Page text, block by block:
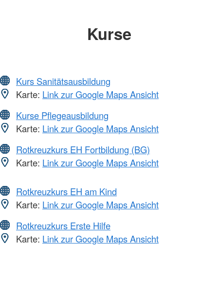
Kurse
Kurs Sanitätsausbildung
Karte: Link zur Google Maps Ansicht
Kurse Pflegeausbildung
Karte: Link zur Google Maps Ansicht
Rotkreuzkurs EH Fortbildung (BG)
Karte: Link zur Google Maps Ansicht
Rotkreuzkurs EH am Kind
Karte: Link zur Google Maps Ansicht
Rotkreuzkurs Erste Hilfe
Karte: Link zur Google Maps Ansicht